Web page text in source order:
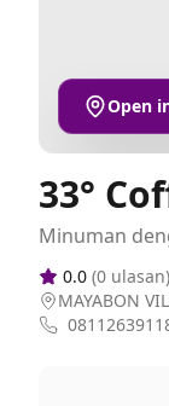
Open
33°
Minuman
0.0 (0 ulasan)
MAYABON